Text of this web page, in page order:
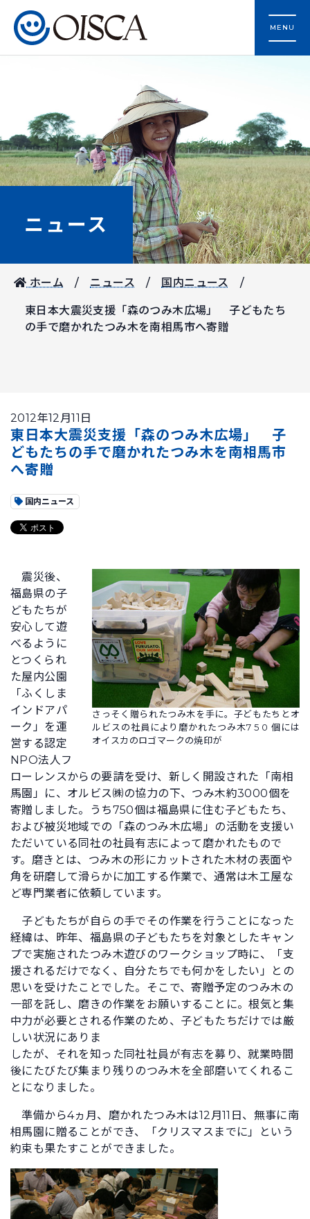
MENU
ニュース
ホーム ニュース 国内ニュース
東日本大震災支援「森のつみ木広場」 子どもたち
の手で磨かれたつみ木を南相馬市へ寄贈
2012年12月11日
東日本大震災支援「森のつみ木広場」 子
どもたちの手で磨かれたつみ木を南相馬市
へ寄贈
国内ニュース
さっそく贈られたつみ木を手に。子どもたちとオ
ルビスの社員により磨かれたつみ木7 5 0 個には
オイスカのロゴマークの焼印が
震災後、
福島県の子
どもたちが
安心して遊
べるように
とつくられ
た屋内公園
「ふくしま
インドアパ
ーク」を運
営する認定
NPO法人フ
ローレンスからの要請を受け、新しく開設された「南相
馬園」に、オルビス㈱の協力の下、つみ木約3000個を
寄贈しました。うち750個は福島県に住む子どもたち、
および被災地域での「森のつみ木広場」の活動を支援い
ただいている同社の社員有志によって磨かれたもので
す。磨きとは、つみ木の形にカットされた木材の表面や
角を研磨して滑らかに加工する作業で、通常は木工屋な
ど専門業者に依頼しています。
子どもたちが自らの手でその作業を行うことになった
経緯は、昨年、福島県の子どもたちを対象としたキャン
プで実施されたつみ木遊びのワークショップ時に、「支
援されるだけでなく、自分たちでも何かをしたい」との
思いを受けたことでした。そこで、寄贈予定のつみ木の
一部を託し、磨きの作業をお願いすることに。根気と集
中力が必要とされる作業のため、子どもたちだけでは厳
しい状況にありま
したが、それを知った同社社員が有志を募り、就業時間
後にたびたび集まり残りのつみ木を全部磨いてくれるこ
とになりました。
準備から4ヵ月、磨かれたつみ木は12月11日、無事に南
相馬園に贈ることができ、「クリスマスまでに」という
約束も果たすことができました。